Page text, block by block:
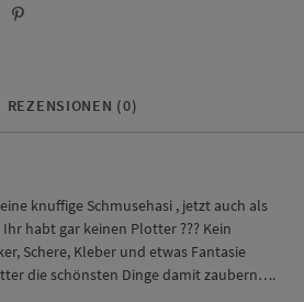
REZENSIONEN (0)
knuffige Schmusehasi , jetzt auch als
habt gar keinen Plotter ??? Kein
Schere, Kleber und etwas Fantasie
die schönsten Dinge damit zaubern….